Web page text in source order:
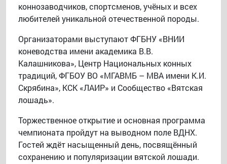
коннозаводчиков, спортсменов, учёных и всех
любителей уникальной отечественной породы.
Организаторами выступают ФГБНУ «ВНИИ
коневодства имени академика В.В.
Калашникова», Центр Национальных конных
традиций, ФГБОУ ВО «МГАВМБ – МВА имени К.И.
Скрябина», КСК «ЛАИР» и Сообщество «Вятская
лошадь».
Торжественное открытие и основная программа
чемпионата пройдут на выводном поле ВДНХ.
Гостей ждёт насыщенный день, посвящённый
сохранению и популяризации вятской лошади.